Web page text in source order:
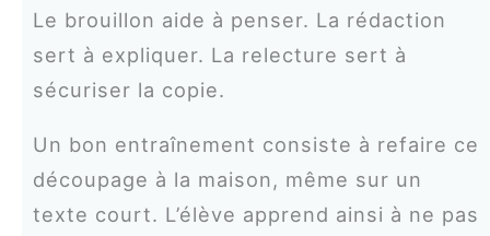
Le brouillon aide à penser. La rédaction
sert à expliquer. La relecture sert à
sécuriser la copie.
Un bon entraînement consiste à refaire ce
découpage à la maison, même sur un
texte court. L’élève apprend ainsi à ne pas